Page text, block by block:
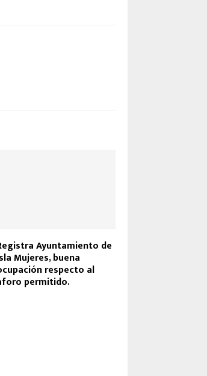
Ayuntamiento de
Mujeres, buena
respecto al
permitido.